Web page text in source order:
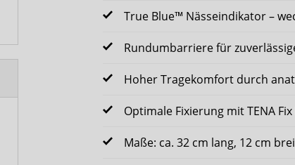
True Blue™ Nässeindikator –
Rundumbarriere für
Hoher Tragekomfort durch
Optimale Fixierung mit TENA
Maße: ca. 32 cm lang, 12 cm